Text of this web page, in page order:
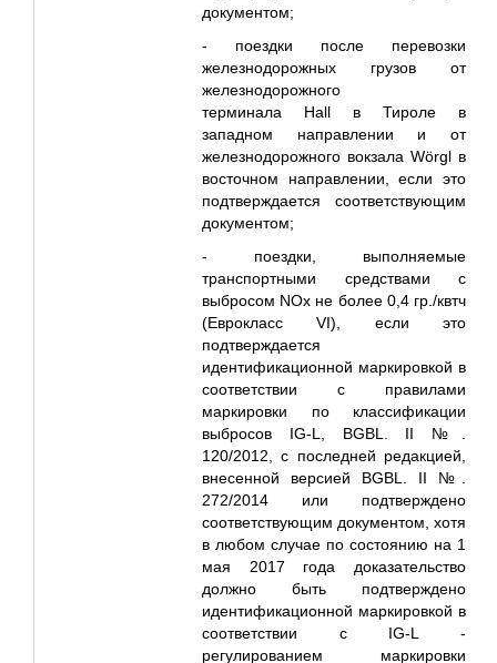
документом;
- поездки после перевозки
железнодорожных грузов от
железнодорожного
терминала Hall в Тироле в
западном направлении и от
железнодорожного вокзала Wörgl в
восточном направлении, если это
подтверждается соответствующим
документом;
- поездки, выполняемые
транспортными средствами с
выбросом NOx не более 0,4 гр./квтч
(Еврокласс VI), если это
подтверждается
идентификационной маркировкой в
соответствии с правилами
маркировки по классификации
выбросов IG-L, BGBL. II №.
120/2012, с последней редакцией,
внесенной версией BGBL. II №.
272/2014 или подтверждено
соответствующим документом, хотя
в любом случае по состоянию на 1
мая 2017 года доказательство
должно быть подтверждено
идентификационной маркировкой в
соответствии с IG-L -
регулированием маркировки